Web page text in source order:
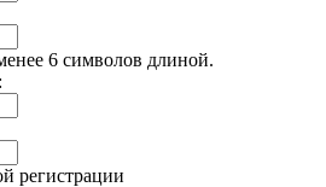
6 символов длиной.
регистрации